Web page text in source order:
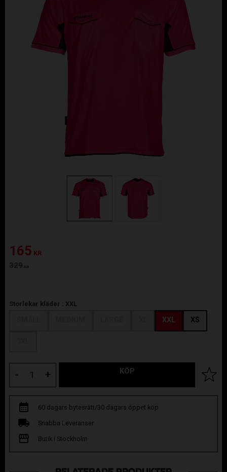
Nedsatt pris:
165 KR
Ordinarie pris:
329KR
Storlekar kläder : XXL
XXL XS
+
- KÖP Lägg
60 dagars bytesrätt/30 dagars öppet köp
Snabba Leveranser
Butik i Stockholm